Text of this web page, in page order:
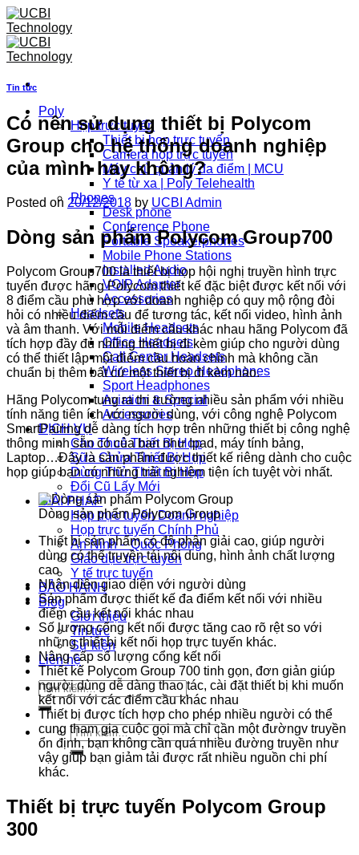
Skip
to
content
Poly
Họp trực tuyến
Thiết bị họp trực tuyến
Camera họp trực tuyến
Máy chủ quản lý đa điểm | MCU
Y tế từ xa | Poly Telehealth
Phones
Desk phone
Conference Phone
Portable Speakerphones
Mobile Phone Stations
Installed Audio
VOIP Adapter
Accessories
Headsets
Mobile Headsets
Office Headsets
Call Center Headsets
Wireless Stereo Headphones
Sport Headphones
Aviation & Special
Accessories
DỊCH VỤ
Cho Thuê Thiết Bị Họp
Sữa Chửa Thiết Bị Họp
Dùng Thử Thiết Bị Họp
Đổi Cũ Lấy Mới
GIẢI PHÁP
Họp trực tuyến Doanh nghiệp
Họp trực tuyến Chính Phủ
An Ninh – Quốc Phòng
Giáo dục trực tuyến
Y tế trực tuyến
BẢO HÀNH
Blog
Giới thiệu
Tin tức
Sự kiện
Liên hệ
Tìm
kiếm:
Tìm
kiếm:
Tin tức
Có nên sử dụng thiết bị Polycom
Group cho hệ thống doanh nghiệp
của mình hay không?
Posted on 20/12/2018 by UCBI Admin
Dòng sản phẩm Polycom Group700
Polycom Group700 là thiết bị họp hội nghị truyền hình trực
tuyến được hãng Polycom thiết kế đặc biệt được kết nối với
8 điểm cầu phù hợp với doanh nghiệp có quy mộ rộng đòi
hỏi có nhiều điểm cầu để tương tác, kết nối video, hình ảnh
và âm thanh. Với mỗi điểm cầu khác nhau hãng Polycom đã
tích hợp đầy đủ những thiết bị đi kèm giúp cho người dùng
có thể thiết lập một điểm cầu hoàn chỉnh mà không cần
chuẩn bị thêm bất cứ một thiết bị đi kèm nào.
Hãng Polycom tung ra thị trường nhiều sản phẩm với nhiều
tính năng tiên ích với người dùng, với công nghệ Polycom
SmartPairing dễ dàng tích hợp trên những thiết bị công nghệ
thông minh sẵn có của bạn như Ipad, máy tính bảng,
Laptop…Đây là sản phẩm được thiết kế riêng dành cho cuộc
họp giúp bạn có những trải nghiệm tiện ích tuyệt vời nhất.
Dòng sản phẩm Polycom Group
Thiết bị sản phẩm có độ phân giải cao, giúp người
dùng có thể truyền tải nội dung, hình ảnh chất lượng
cao
Nhận diện giao diện với người dùng
Sản phẩm được thiết kế đa điểm kết nối với nhiều
điểm cầu kết nối khác nhau
Số lượng cổng kết nối được tăng cao rõ rệt so với
những thiết bị kết nối họp trực tuyến khác.
Nâng cấp số lượng cổng kết nối
Thiết kế Polycom Group 700 tinh gọn, đơn giản giúp
người dùng dễ dàng thao tác, cài đặt thiết bị khi muốn
kết nối với các điểm cầu khác nhau
Thiết bị được tích hợp cho phép nhiều người có thể
cung tham gia cuộc gọi mà chỉ cần một đườngv truyền
ổn định, bạn không cần quá nhiều đường truyền như
vậy giúp bạn giảm tải được rất nhiều nguồn chi phí
khác.
Thiết bị trực tuyến Polycom Group
300